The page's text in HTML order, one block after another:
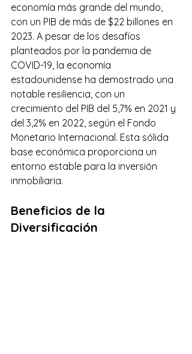
economía más grande del mundo,
con un PIB de más de $22 billones en
2023. A pesar de los desafíos
planteados por la pandemia de
COVID-19, la economía
estadounidense ha demostrado una
notable resiliencia, con un
crecimiento del PIB del 5,7% en 2021 y
del 3,2% en 2022, según el Fondo
Monetario Internacional. Esta sólida
base económica proporciona un
entorno estable para la inversión
inmobiliaria.
Beneficios de la
Diversificación